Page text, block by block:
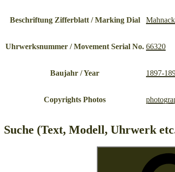
Beschriftung Zifferblatt / Marking Dial
Uhrwerksnummer / Movement Serial No. 66320
Baujahr / Year 1897-
Copyrights Photos
Suche (Text, Modell, Uhrwerk